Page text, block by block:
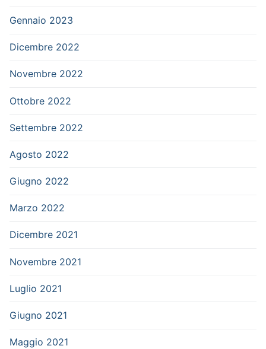
Gennaio 2023
Dicembre 2022
Novembre 2022
Ottobre 2022
Settembre 2022
Agosto 2022
Giugno 2022
Marzo 2022
Dicembre 2021
Novembre 2021
Luglio 2021
Giugno 2021
Maggio 2021